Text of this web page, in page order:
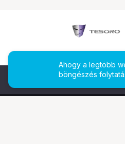
Ahogy a legtöbb
böngészés